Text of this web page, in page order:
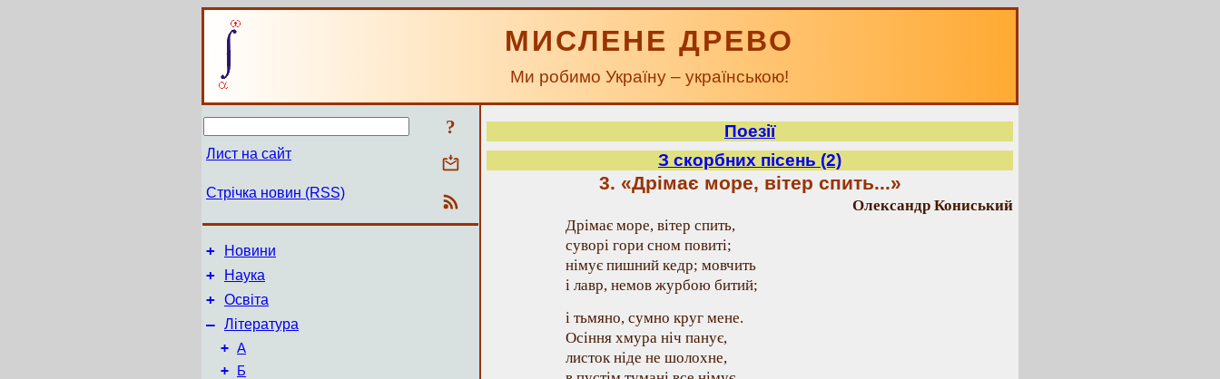
МИСЛЕНЕ ДРЕВО
Ми робимо Україну – українською!
?
Лист на сайт
Стрічка новин (RSS)
+ Новини
+ Наука
+ Освіта
– Література
+ А
+ Б
Поезії
З скорбних пісень (2)
3. «Дрімає море, вітер спить...»
Олександр Кониський
Дрімає море, вітер спить,
суворі гори сном повиті;
німує пишний кедр; мовчить
і лавр, немов журбою битий;
і тьмяно, сумно круг мене.
Осіння хмура ніч панує,
листок ніде не шолохне,